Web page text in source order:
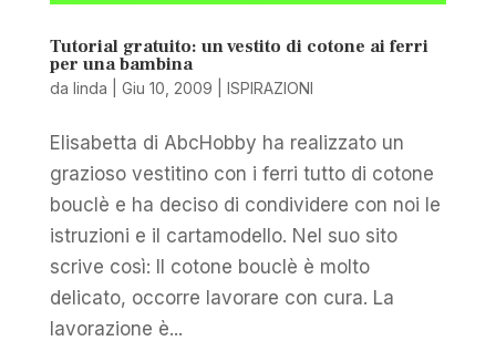
Tutorial gratuito: un vestito di cotone ai ferri
per una bambina
da linda Giu 10, 2009 ISPIRAZIONI
Elisabetta di AbcHobby ha realizzato un
grazioso vestitino con i ferri tutto di cotone
bouclè e ha deciso di condividere con noi le
istruzioni e il cartamodello. Nel suo sito
scrive così: Il cotone bouclè è molto
delicato, occorre lavorare con cura. La
lavorazione è...